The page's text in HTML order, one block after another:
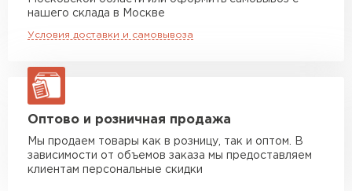
Манипулятор до 10 тн
макс. длина груза 8 м
макс. длина груза 13,5 м
ЗАКАЗАТЬ С ДОСТАВКОЙ
нашего склада в Москве
Условия доставки и самовывоза
Оптово и розничная продажа
Мы продаем товары как в розницу, так и оптом. В
зависимости от объемов заказа мы предоставляем
клиентам персональные скидки